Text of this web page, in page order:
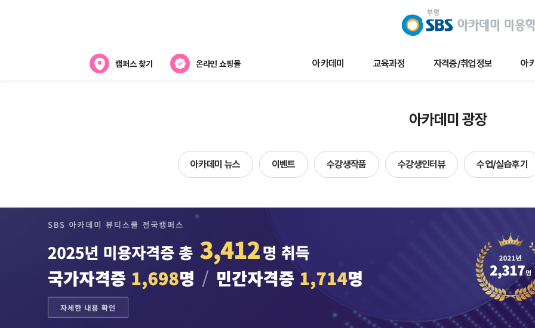
캠퍼스 찾기 온라인 쇼핑몰 아카데미 교육과정 자격증/취업정보 아
캠퍼스위치
네일아트
헤어
채용/취업정보
자격증정보
자료실
이벤트
수강생작
합격자현
방송국견학/
아카데미 광장
아카데미 뉴스 이벤트 수강생작품 수강생인터뷰 수업/실습후기